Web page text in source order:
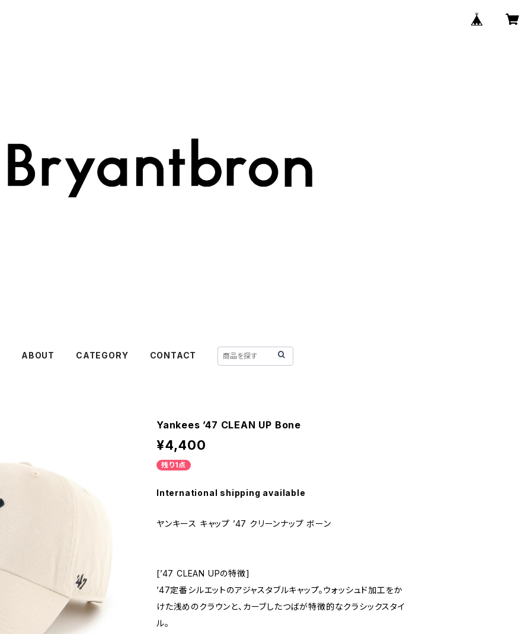
ABOUT CATEGORY CONTACT
Yankees ’47 CLEAN UP Bone
¥4,400
残り1点
International shipping available
ヤンキース キャップ ’47 クリーンナップ ボーン
[’47 CLEAN UPの特徴]
’47定番シルエットのアジャスタブルキャップ。ウォッシュド加工をか
けた浅めのクラウンと、カーブしたつばが特徴的なクラシックスタイ
ル。